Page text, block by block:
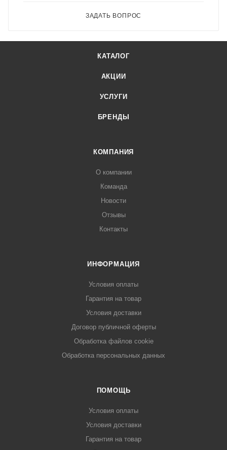
ЗАДАТЬ ВОПРОС
КАТАЛОГ
АКЦИИ
УСЛУГИ
БРЕНДЫ
КОМПАНИЯ
О компании
Команда
Новости
Отзывы
Контакты
ИНФОРМАЦИЯ
Условия оплаты
Гарантия на товар
Условия доставки
Договор публичной оферты
Обработка файлов cookie
Обработка персональных данных
ПОМОЩЬ
Условия оплаты
Условия доставки
Гарантия на товар